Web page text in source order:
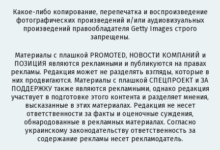
Какое-либо копирование, перепечатка и воспроизведение
фотографических произведений и/или аудиовизуальных
произведений правообладателя Getty Images строго
запрещены.
Материалы с плашкой PROMOTED, НОВОСТИ КОМПАНИЙ и
ПОЗИЦИЯ являются рекламными и публикуются на правах
рекламы. Редакция может не разделять взгляды, которые в
них продвигаются. Материалы с плашкой СПЕЦПРОЕКТ и ЗА
ПОДДЕРЖКУ также являются рекламными, однако редакция
участвует в подготовке этого контента и разделяет мнения,
высказанные в этих материалах. Редакция не несет
ответственности за факты и оценочные суждения,
обнародованные в рекламных материалах. Согласно
украинскому законодательству ответственность за
содержание рекламы несет рекламодатель.